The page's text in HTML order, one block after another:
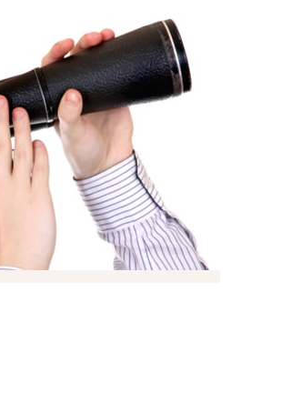
район Поруч парк ім.
місце для прогулянок і
в пішій доступності Сумський
ходьби Різноманітні
зручна інфраструктура
для комфортного життя в
для здачі в оренду! Телефонуйте
квартира чекає на нового
Мова